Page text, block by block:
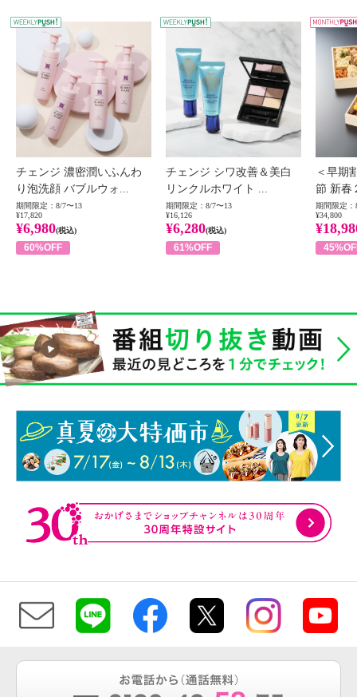
WEEKLY PUSH
チェンジ 濃密潤いふんわ
り泡洗顔 バブルウォ...
期間限定：8/7〜13
¥17,820
¥6,980(税込)
60%OFF
チェンジ シワ改善＆美白
リンクルホワイト ...
期間限定：8/7〜13
¥16,126
¥6,280(税込)
61%OFF
＜早期
節 新春
期間限定：
¥34,800